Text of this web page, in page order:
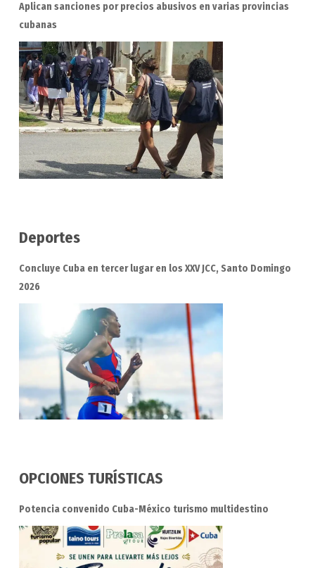
Aplican sanciones por precios abusivos en varias provincias
cubanas
Deportes
Concluye Cuba en tercer lugar en los XXV JCC, Santo Domingo
2026
OPCIONES TURÍSTICAS
Potencia convenido Cuba-México turismo multidestino